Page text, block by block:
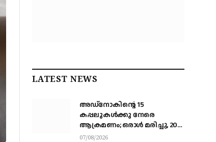
LATEST NEWS
അഡ്നോകിന്റെ 15
കപ്പലുകള്‍ക്കു നേരെ
ആക്രമണം; ഒരാള്‍ മരിച്ചു, 20
പേര്‍ക്ക് പരിക്ക്
07/08/2026